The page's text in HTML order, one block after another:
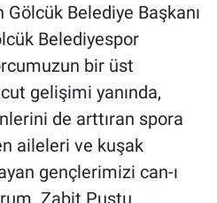
Belediye Başkanı
Belediyespor
bir üst
gelişimi yanında,
de arttıran spora
aileleri ve kuşak
gençlerimizi can-ı
Zabit Pustu